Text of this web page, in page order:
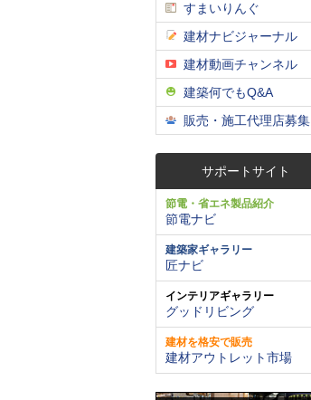
すまいりんぐ
建材ナビジャーナル
建材動画チャンネル
建築何でもQ&A
販売・施工代理店募集
サポートサイト
節電・省エネ製品紹介
節電ナビ
建築家ギャラリー
匠ナビ
インテリアギャラリー
グッドリビング
建材を格安で販売
建材アウトレット市場